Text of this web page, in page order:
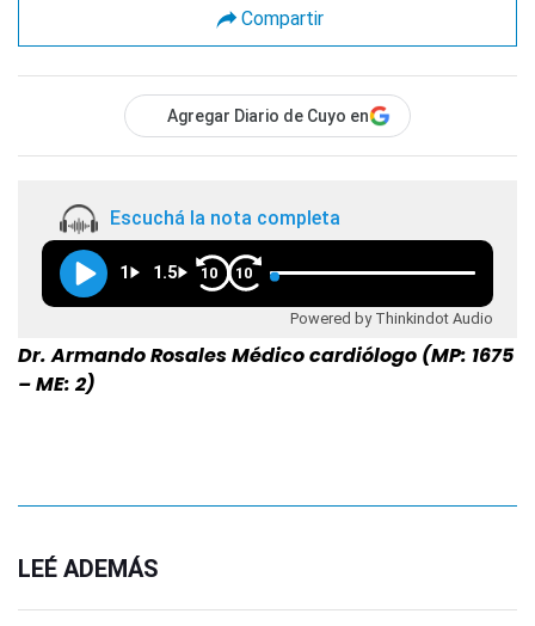
Compartir
Agregar Diario de Cuyo en
Escuchá la nota completa
1 1.5 10 10
Powered by Thinkindot Audio
Dr. Armando Rosales Médico cardiólogo (MP: 1675
– ME: 2)
LEÉ ADEMÁS